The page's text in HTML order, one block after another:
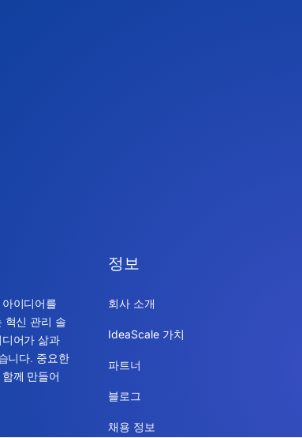
이디어를
혁신 관리 솔
어가 삶과
니다. 중요한
께 만들어
정보
회사 소개
IdeaScale 가치
파트너
블로그
채용 정보